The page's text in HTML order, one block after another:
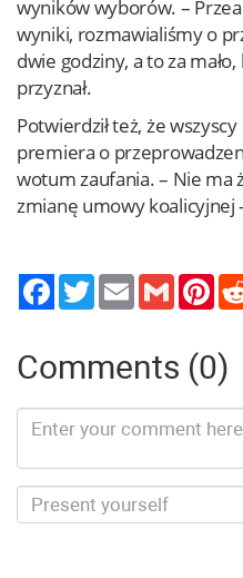
wyników wyborów. –
wyniki, rozmawialiśmy o
dwie godziny, a to za
przyznał.
Potwierdził też, że
premiera o
wotum zaufania. – Nie ma
zmianę umowy koalicyjnej
TwitterEmail Gmail
Comments (0)